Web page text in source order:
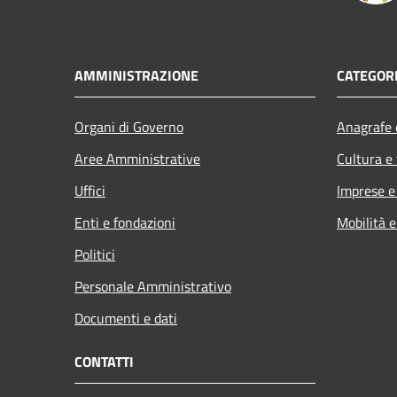
AMMINISTRAZIONE
Organi di Governo
Aree Amministrative
Uffici
Enti e fondazioni
Politici
Personale Amministrativo
Documenti e dati
Cultura
Imprese
Mobilità
CONTATTI